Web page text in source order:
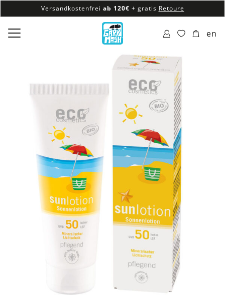
Versandkostenfrei ab 120€ + gratis Retoure
100% veganes & fair produziertes Sortiment
Versandkostenfrei ab 120€
en